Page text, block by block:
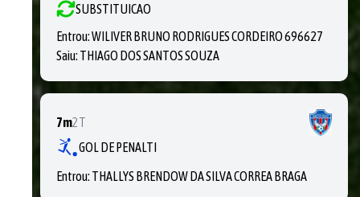
SUBSTITUICAO
Entrou:WILIVER BRUNO RODRIGUES CORDEIRO 696627
Saiu: THIAGO DOS SANTOS SOUZA
7m2T
GOL DE PENALTI
Entrou: THALLYS BRENDOW DA SILVA CORREA BRAGA